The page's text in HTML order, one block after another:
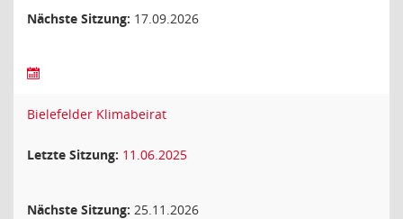
Nächste Sitzung: 17.09.2026
Bielefelder Klimabeirat
Letzte Sitzung: 11.06.2025
Nächste Sitzung: 25.11.2026